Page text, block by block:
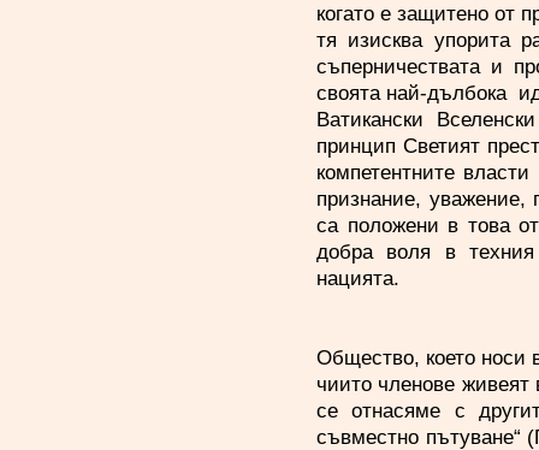
когато е защитено от
тя изисква упорита
съперничествата и
своята най-дълбока
Ватикански
принцип Светият
компетентните
признание, уважение,
са положени в това
добра воля в
нацията.
Общество, което носи
чиито членове живеят
се отнасяме с
съвместно пътуване“